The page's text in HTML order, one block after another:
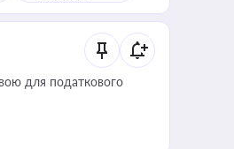
для податкового